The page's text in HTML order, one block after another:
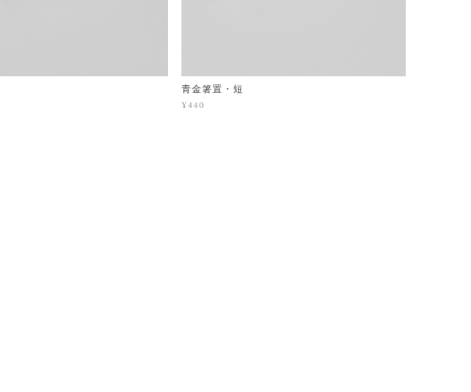
青金箸置・短
¥440